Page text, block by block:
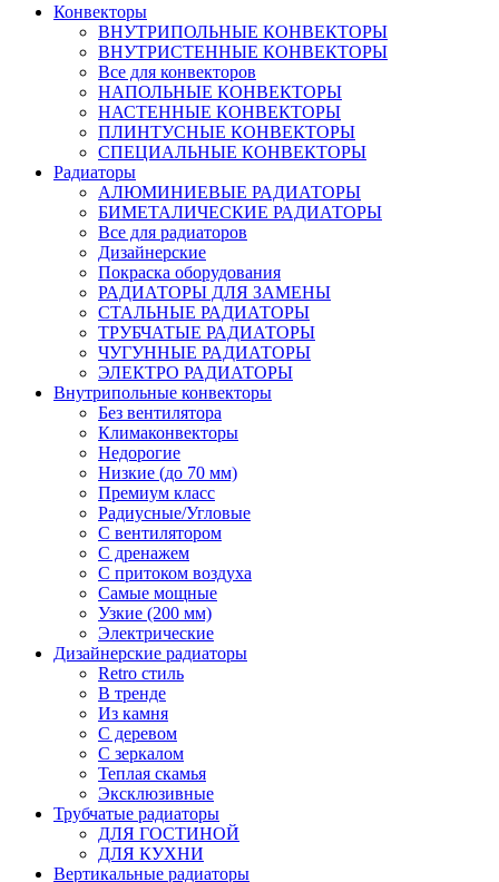
Конвекторы
ВНУТРИПОЛЬНЫЕ КОНВЕКТОРЫ
ВНУТРИСТЕННЫЕ КОНВЕКТОРЫ
Все для конвекторов
НАПОЛЬНЫЕ КОНВЕКТОРЫ
НАСТЕННЫЕ КОНВЕКТОРЫ
ПЛИНТУСНЫЕ КОНВЕКТОРЫ
СПЕЦИАЛЬНЫЕ КОНВЕКТОРЫ
Радиаторы
АЛЮМИНИЕВЫЕ РАДИАТОРЫ
БИМЕТАЛИЧЕСКИЕ РАДИАТОРЫ
Все для радиаторов
Дизайнерские
Покраска оборудования
РАДИАТОРЫ ДЛЯ ЗАМЕНЫ
СТАЛЬНЫЕ РАДИАТОРЫ
ТРУБЧАТЫЕ РАДИАТОРЫ
ЧУГУННЫЕ РАДИАТОРЫ
ЭЛЕКТРО РАДИАТОРЫ
Внутрипольные конвекторы
Без вентилятора
Климаконвекторы
Недорогие
Низкие (до 70 мм)
Премиум класс
Радиусные/Угловые
С вентилятором
С дренажем
С притоком воздуха
Самые мощные
Узкие (200 мм)
Электрические
Дизайнерские радиаторы
Retro стиль
В тренде
Из камня
С деревом
С зеркалом
Теплая скамья
Эксклюзивные
Трубчатые радиаторы
ДЛЯ ГОСТИНОЙ
ДЛЯ КУХНИ
Вертикальные радиаторы